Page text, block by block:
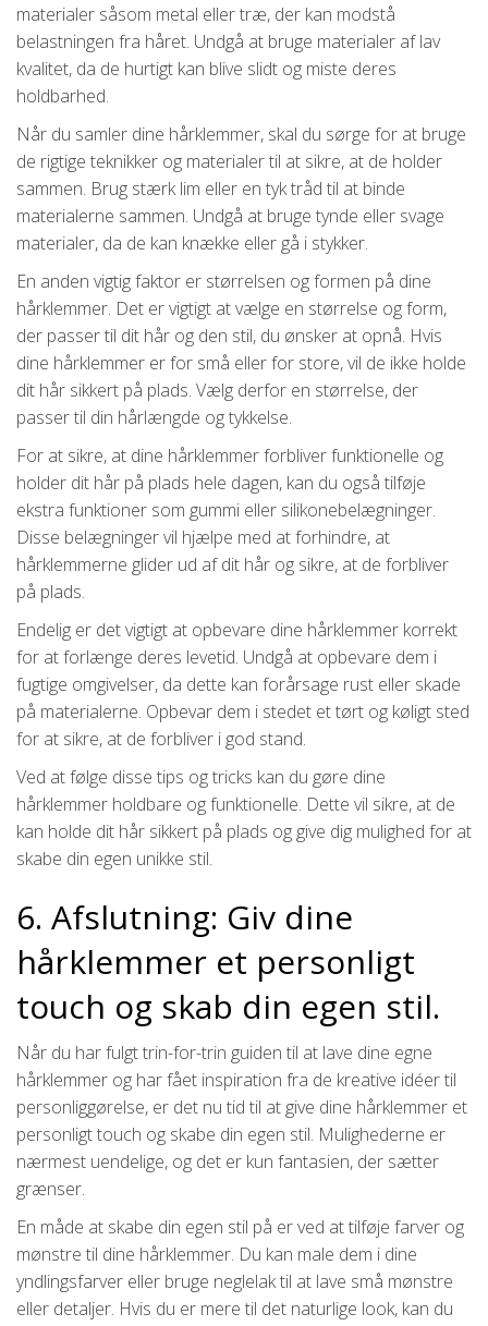
materialer såsom metal eller træ, der kan modstå
belastningen fra håret. Undgå at bruge materialer af lav
kvalitet, da de hurtigt kan blive slidt og miste deres
holdbarhed.
Når du samler dine hårklemmer, skal du sørge for at bruge
de rigtige teknikker og materialer til at sikre, at de holder
sammen. Brug stærk lim eller en tyk tråd til at binde
materialerne sammen. Undgå at bruge tynde eller svage
materialer, da de kan knække eller gå i stykker.
En anden vigtig faktor er størrelsen og formen på dine
hårklemmer. Det er vigtigt at vælge en størrelse og form,
der passer til dit hår og den stil, du ønsker at opnå. Hvis
dine hårklemmer er for små eller for store, vil de ikke holde
dit hår sikkert på plads. Vælg derfor en størrelse, der
passer til din hårlængde og tykkelse.
For at sikre, at dine hårklemmer forbliver funktionelle og
holder dit hår på plads hele dagen, kan du også tilføje
ekstra funktioner som gummi eller silikonebelægninger.
Disse belægninger vil hjælpe med at forhindre, at
hårklemmerne glider ud af dit hår og sikre, at de forbliver
på plads.
Endelig er det vigtigt at opbevare dine hårklemmer korrekt
for at forlænge deres levetid. Undgå at opbevare dem i
fugtige omgivelser, da dette kan forårsage rust eller skade
på materialerne. Opbevar dem i stedet et tørt og køligt sted
for at sikre, at de forbliver i god stand.
Ved at følge disse tips og tricks kan du gøre dine
hårklemmer holdbare og funktionelle. Dette vil sikre, at de
kan holde dit hår sikkert på plads og give dig mulighed for at
skabe din egen unikke stil.
6. Afslutning: Giv dine
hårklemmer et personligt
touch og skab din egen stil.
Når du har fulgt trin-for-trin guiden til at lave dine egne
hårklemmer og har fået inspiration fra de kreative idéer til
personliggørelse, er det nu tid til at give dine hårklemmer et
personligt touch og skabe din egen stil. Mulighederne er
nærmest uendelige, og det er kun fantasien, der sætter
grænser.
En måde at skabe din egen stil på er ved at tilføje farver og
mønstre til dine hårklemmer. Du kan male dem i dine
yndlingsfarver eller bruge neglelak til at lave små mønstre
eller detaljer. Hvis du er mere til det naturlige look, kan du